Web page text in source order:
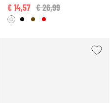
Price reduced from
€ 26,99
€ 14,57